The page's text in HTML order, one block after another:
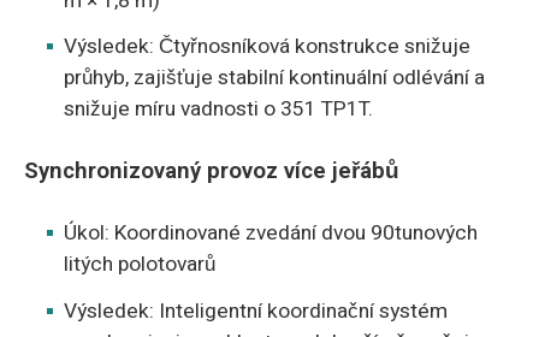
Výsledek: Čtyřnosníková konstrukce snižuje
průhyb, zajišťuje stabilní kontinuální odlévání a
snižuje míru vadnosti o 351 TP1T.
Synchronizovaný provoz více jeřábů
Úkol: Koordinované zvedání dvou 90tunových
litých polotovarů
Výsledek: Inteligentní koordinační systém